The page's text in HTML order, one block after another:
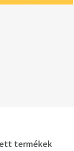
termékek